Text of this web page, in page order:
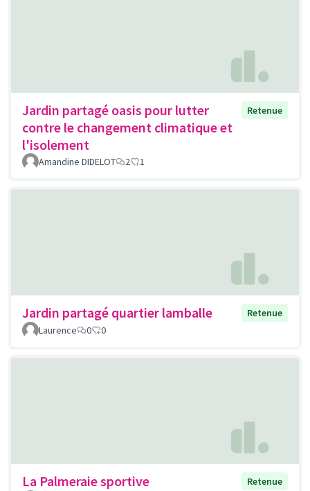
Jardin partagé oasis pour lutter
contre le changement climatique et
l'isolement
Retenue
Amandine DIDELOT 2 1
Jardin partagé quartier lamballe
Retenue
Laurence
0 0
La Palmeraie sportive
Retenue